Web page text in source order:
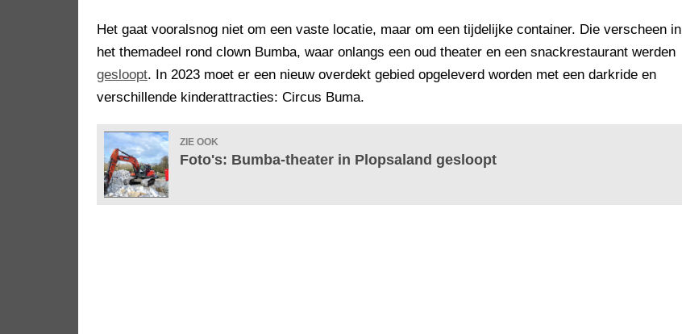
Het gaat vooralsnog niet om een vaste locatie, maar om een tijdelijke container. Die verscheen in
het themadeel rond clown Bumba, waar onlangs een oud theater en een snackrestaurant werden
gesloopt. In 2023 moet er een nieuw overdekt gebied opgeleverd worden met een darkride en
verschillende kinderattracties: Circus Buma.
ZIE OOK
Foto's: Bumba-theater in Plopsaland gesloopt